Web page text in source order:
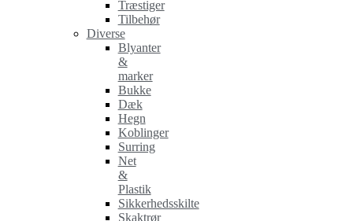
Træstiger
Tilbehør
Diverse
Blyanter
&
marker
Bukke
Dæk
Hegn
Koblinger
Surring
Net
&
Plastik
Sikkerhedsskilte
Skaktrør